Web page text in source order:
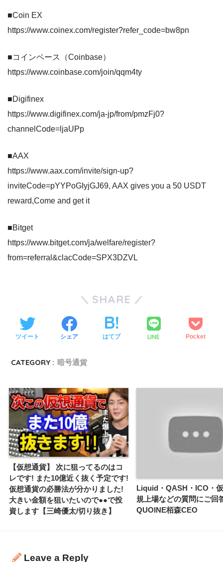
■Coin EX
https://www.coinex.com/register?refer_code=bw8pn
■コインベース（Coinbase）
https://www.coinbase.com/join/qqm4ty
■Digifinex
https://www.digifinex.com/ja-jp/from/pmzFj0?
channelCode=ljaUPp
■AAX
https://www.aax.com/invite/sign-up?
inviteCode=pYYPoGIyjGJ69, AAX gives you a 50 USDT
reward,Come and get it
■Bitget
https://www.bitget.com/ja/welfare/register?
from=referral&clacCode=SPX3DZVL
SHARE
ツイート シェア はてブ LINE Pocket
CATEGORY : 暗号通貨
【仮想通貨】 次に狙ってるのはコ
レです! また10億近く抜く予定です!
仮想通貨の必勝法が分かりました!
大きい金額を狙いたいので●●で投
資します【三崎優太/切り抜き】
Liquid・QASH・ICO・
規上場などの質問にご回
QUOINE栢森CEO
Leave a Reply